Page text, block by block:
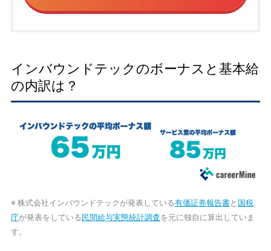
インバウンドテックのボーナスと基本給
の内訳は？
※ 株式会社インバウンドテックが発表している有価証券報告書と 国税
庁が発表をしている 民間給与実態統計調査を元に独自に算出していま
す。